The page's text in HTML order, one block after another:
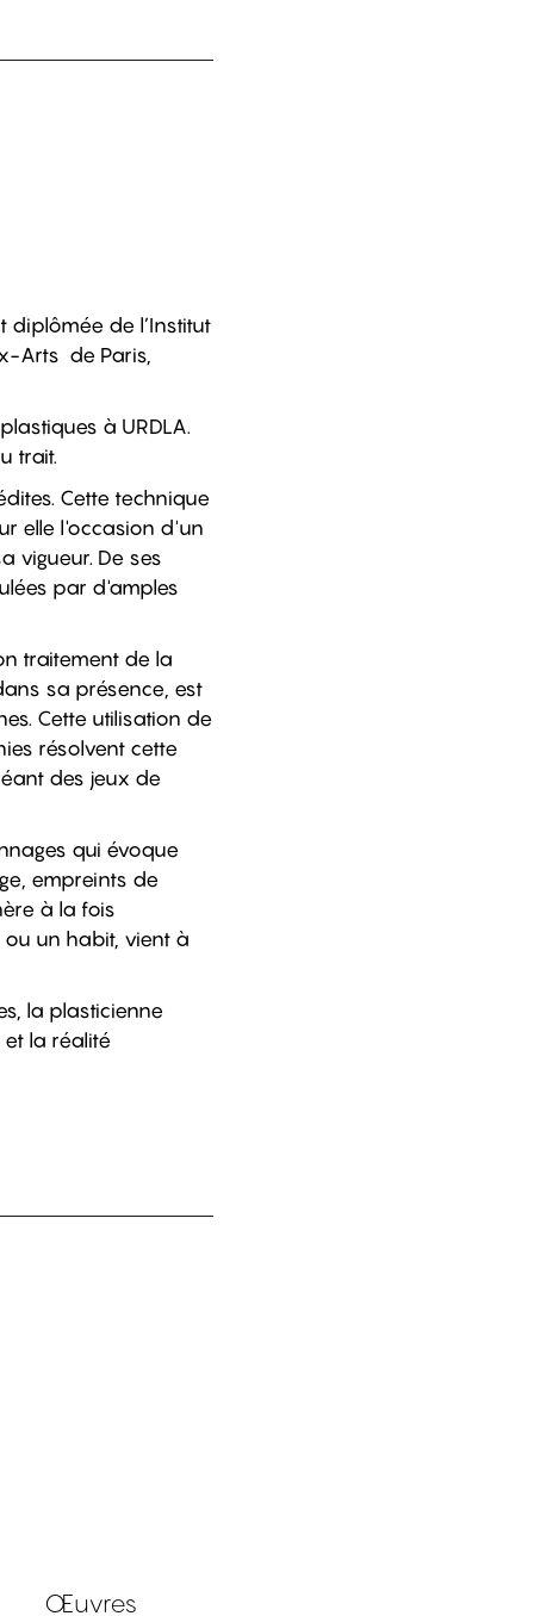
diplômée de l’Institut
Arts de Paris,
à URDLA.
trait.
Cette technique
elle l'occasion d'un
vigueur. De ses
par d'amples
traitement de la
sa présence, est
Cette utilisation de
résolvent cette
des jeux de
qui évoque
empreints de
à la fois
un habit, vient à
la plasticienne
et la réalité
Œuvres